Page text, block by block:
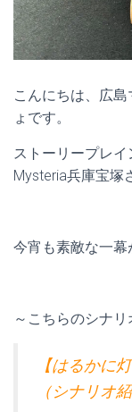
こんにちは、広
ょです。
ストーリープレ
Mysteria兵庫宝塚
今宵も素敵な一幕
～こちらのシナリ
【はるかに
（シナリオ紹